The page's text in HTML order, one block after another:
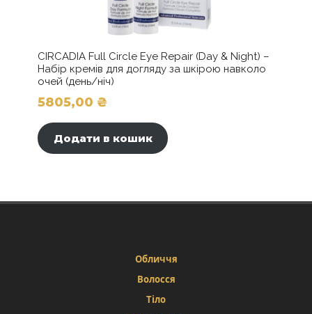
CIRCADIA Full Cir­cle Eye Repair (Day & Night) –
Набір кремів для догляду за шкірою навколо
очей (день/ніч)
5805,00 ₴
Додати в кошик
Обличчя
Волосся
Тіло